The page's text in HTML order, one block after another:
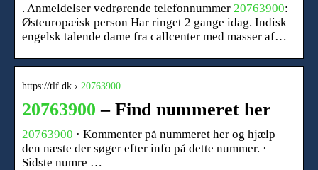
. Anmeldelser vedrørende telefonnummer 20763900:
Østeuropæisk person Har ringet 2 gange idag. Indisk
engelsk talende dame fra callcenter med masser af…
https://tlf.dk › 20763900
20763900 – Find nummeret her
20763900 · Kommenter på nummeret her og hjælp
den næste der søger efter info på dette nummer. ·
Sidste numre …